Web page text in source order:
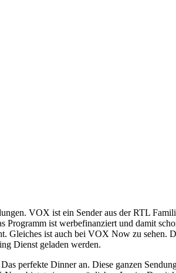
VOX ist ein Sender aus der RTL
ist werbefinanziert und damit
Gleiches ist auch bei VOX Now zu sehen.
Dienst geladen werden.
perfekte Dinner an. Diese ganzen